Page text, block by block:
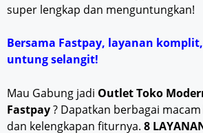
super lengkap dan menguntungkan!
Bersama Fastpay, layanan
untung selangit!
Mau Gabung jadi Outlet Toko
Fastpay? Dapatkan berbagai
dan kelengkapan fiturnya. 8